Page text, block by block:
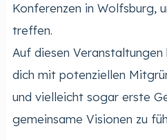
Konferenzen in Wolfsburg,
treffen.
Auf diesen
dich mit potenziellen
und vielleicht sogar erste
gemeinsame Visionen zu